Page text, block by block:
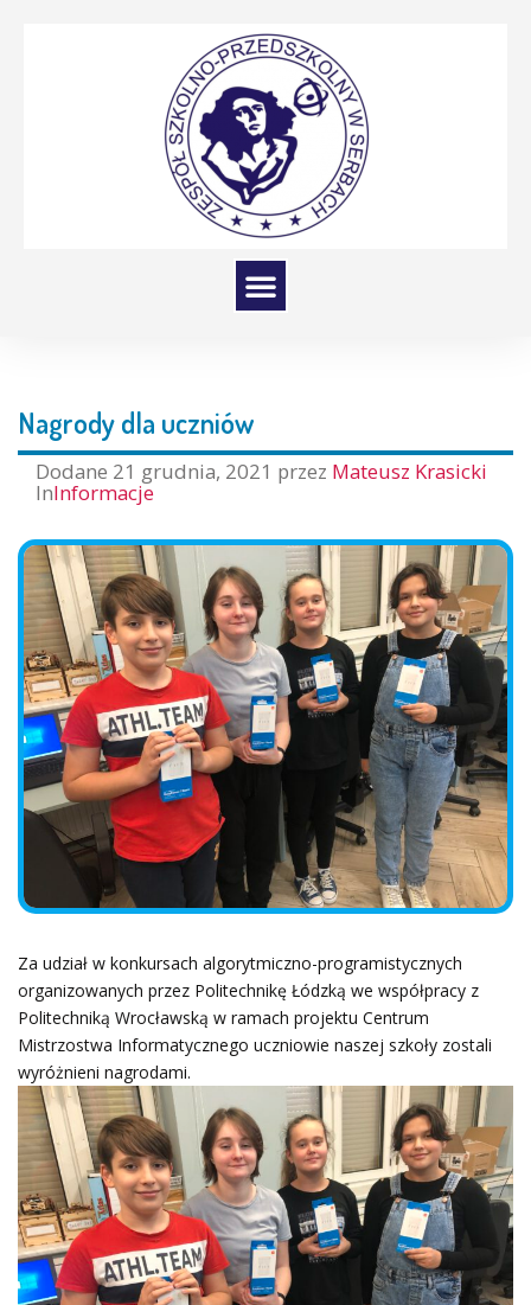
Nagrody dla uczniów
Dodane 21 grudnia, 2021 przez Mateusz Krasicki
InInformacje
Za udział w konkursach algorytmiczno-programistycznych
organizowanych przez Politechnikę Łódzką we współpracy z
Politechniką Wrocławską w ramach projektu Centrum
Mistrzostwa Informatycznego uczniowie naszej szkoły zostali
wyróżnieni nagrodami.